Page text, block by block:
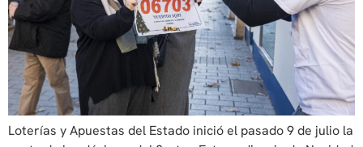
Loterías y Apuestas del Estado inició el pasado 9 de julio la